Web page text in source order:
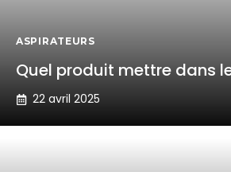
ASPIRATEURS
Quel produit mettre dans
22 avril 2025